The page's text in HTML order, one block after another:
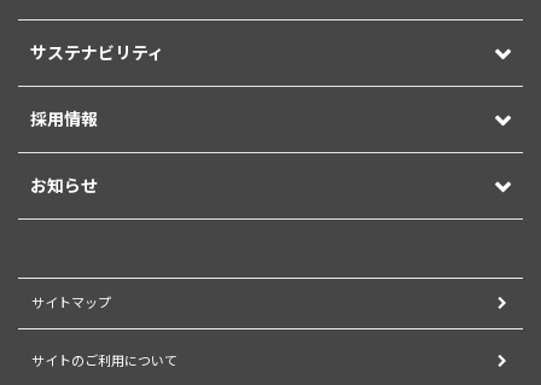
サステナビリティ
採用情報
お知らせ
サイトマップ
サイトのご利用について